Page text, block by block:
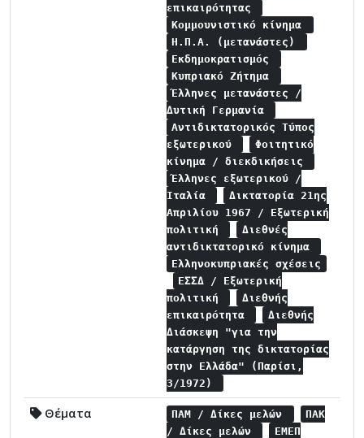
επικαιρότητας
Κομμουνιστικό κίνημα
Η.Π.Α. (μετανάστες)
Εκδημοκρατισμός
Κυπριακό Ζήτημα
Έλληνες μετανάστες /
Δυτική Γερμανία
Αντιδικτατορικός Τύπος
εξωτερικού
Φοιτητικό
κίνημα / διεκδικήσεις
Έλληνες εξωτερικού /
Ιταλία
Δικτατορία 21ης
Απριλίου 1967 / Εξωτερική
πολιτική
Διεθνές
αντιδικτατορικό κίνημα
Ελληνοκυπριακές σχέσεις
ΕΣΣΔ / Εξωτερική
πολιτική
Διεθνής
επικαιρότητα
Διεθνής
Διάσκεψη "για την
κατάργηση της δικτατορίας
στην Ελλάδα" (Παρίσι,
3/1972)
Θέματα ΠΑΜ / Δίκες μελών
ΠΑΚ
/ Δίκες μελών
ΕΜΕΠ